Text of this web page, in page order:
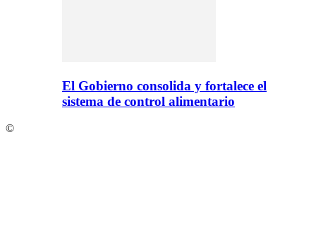
El Gobierno consolida y fortalece el
sistema de control alimentario
©